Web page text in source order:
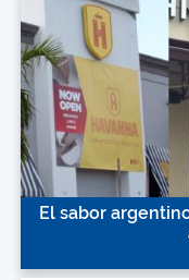
El sabor